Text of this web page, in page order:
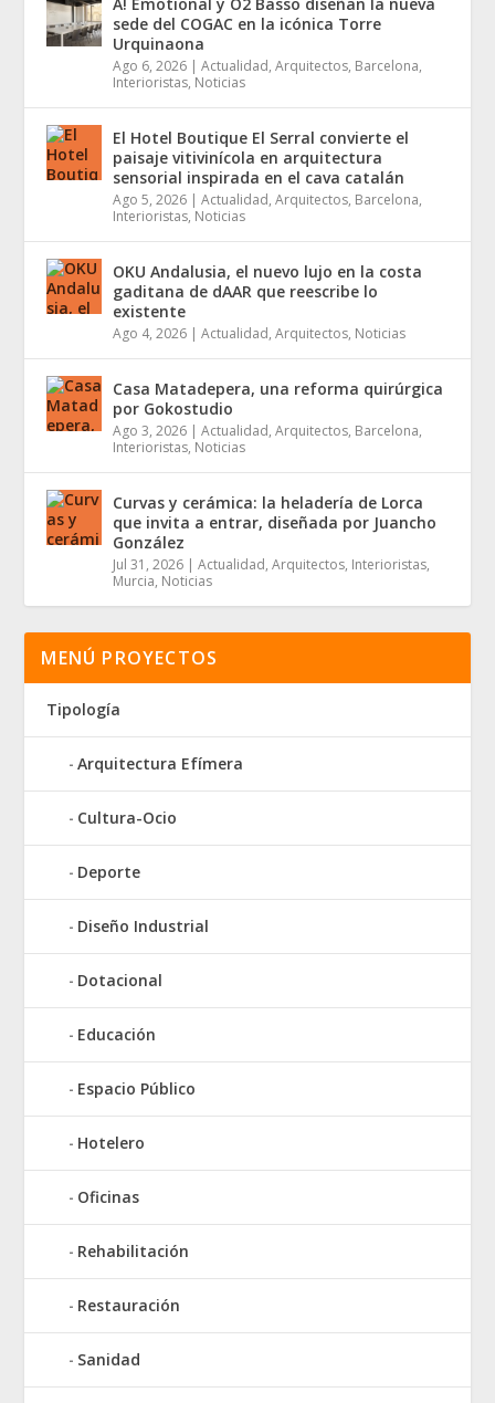
sede del COGAC en la icónica Torre
Urquinaona
Ago 6, 2026 |Actualidad,Arquitectos, Barcelona,
Interioristas, Noticias
El Hotel Boutique El Serral convierte el
paisaje vitivinícola en arquitectura
sensorial inspirada en el cava catalán
Ago 5, 2026 |Actualidad,Arquitectos, Barcelona,
Interioristas, Noticias
OKU Andalusia, el nuevo lujo en la costa
gaditana de dAAR que reescribe lo
existente
Ago 4, 2026 |Actualidad,Arquitectos, Noticias
Casa Matadepera, una reforma quirúrgica
por Gokostudio
Ago 3, 2026 |Actualidad,Arquitectos, Barcelona,
Interioristas, Noticias
Curvas y cerámica: la heladería de Lorca
que invita a entrar, diseñada por Juancho
González
Jul 31, 2026 |Actualidad,Arquitectos, Interioristas,
Murcia, Noticias
MENÚ PROYECTOS
Tipología
Arquitectura Efímera
Cultura-Ocio
Deporte
Diseño Industrial
Dotacional
Educación
Espacio Público
Hotelero
Oficinas
Rehabilitación
Restauración
Sanidad